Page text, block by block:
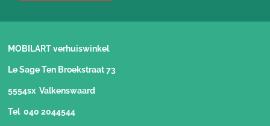
MOBILART verhuiswinkel
Le Sage Ten Broekstraat 73
5554sx Valkenswaard
Tel 040 2044544